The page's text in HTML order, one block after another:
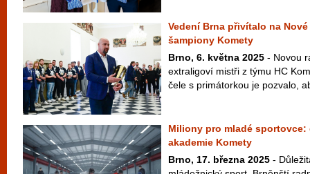
Vedení Brna přivítalo na
šampiony Komety
Brno, 6. května 2025 - Novou
extraligoví mistři z týmu HC
čele s primátorkou je pozvalo,
Miliony pro mladé sportovce:
akademie Komety
Brno, 17. března 2025 -